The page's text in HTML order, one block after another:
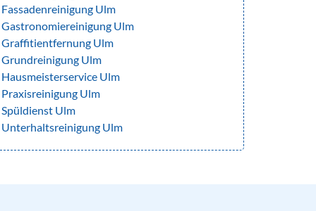
Fassadenreinigung Ulm
Gastronomiereinigung Ulm
Graffitientfernung Ulm
Grundreinigung Ulm
Hausmeisterservice Ulm
Praxisreinigung Ulm
Spüldienst Ulm
Unterhaltsreinigung Ulm